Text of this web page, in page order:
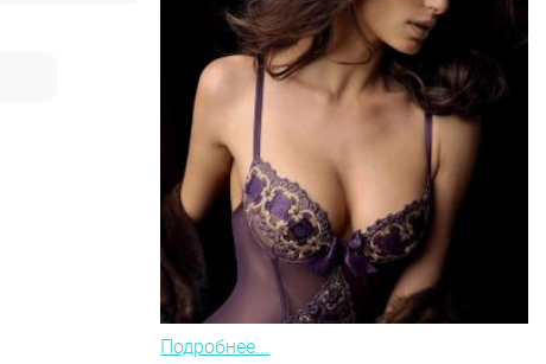
Подробнее...